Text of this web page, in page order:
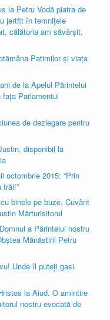
la Petru Vodă piatra de
jertfit în temniţele
călătoria am săvârşit,
Patimilor şi viaţa
de la Apelul Părintelui
Parlamentul
de dezlegare pentru
disponibil la
octombrie 2015: “Prin
binele pe buze. Cuvânt
Mărturisitorul
a Părintelui nostru
Mănăstirii Petru
Unde îl puteţi gasi.
la Aiud. O amintire
nostru evocată de